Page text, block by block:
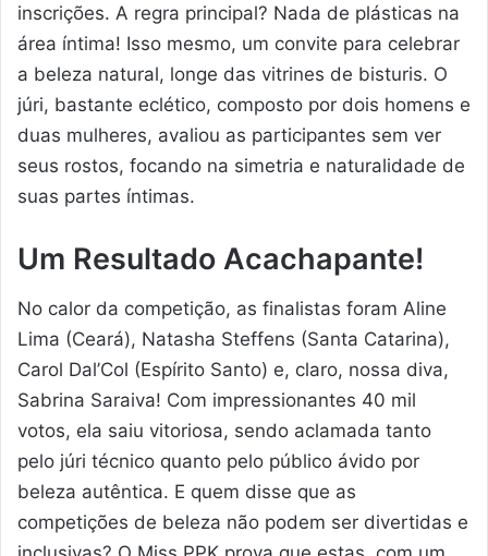
inscrições. A regra principal? Nada de plásticas na
área íntima! Isso mesmo, um convite para celebrar
a beleza natural, longe das vitrines de bisturis. O
júri, bastante eclético, composto por dois homens e
duas mulheres, avaliou as participantes sem ver
seus rostos, focando na simetria e naturalidade de
suas partes íntimas.
Um Resultado Acachapante!
No calor da competição, as finalistas foram Aline
Lima (Ceará), Natasha Steffens (Santa Catarina),
Carol Dal’Col (Espírito Santo) e, claro, nossa diva,
Sabrina Saraiva! Com impressionantes 40 mil
votos, ela saiu vitoriosa, sendo aclamada tanto
pelo júri técnico quanto pelo público ávido por
beleza autêntica. E quem disse que as
competições de beleza não podem ser divertidas e